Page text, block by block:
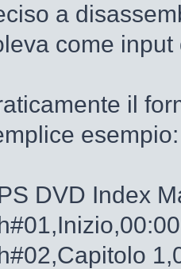
a
come input
il
esempio:
DVD Index